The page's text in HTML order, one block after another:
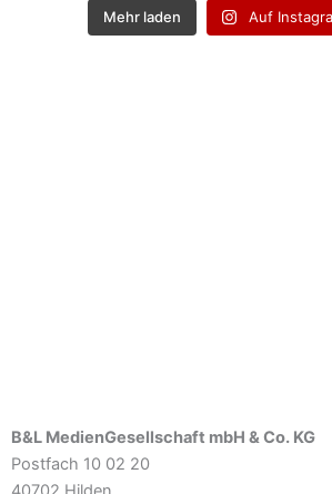
Mehr laden Auf
B&L MedienGesellschaft mbH & Co. KG
Postfach 10 02 20